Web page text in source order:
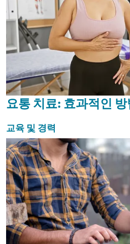
요통 치료: 효과적인
교육 및 경력